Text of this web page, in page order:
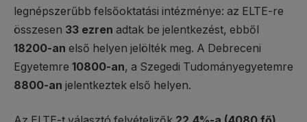
legnépszerűbb felsőoktatási intézménye: az ELTE-re
összesen 33 ezren adtak be jelentkezést, ebből
18200-an első helyen jelölték meg. A Debreceni
Egyetemre 10800-an, a Szegedi Tudományegyetemre
8800-an jelentkeztek első helyen.